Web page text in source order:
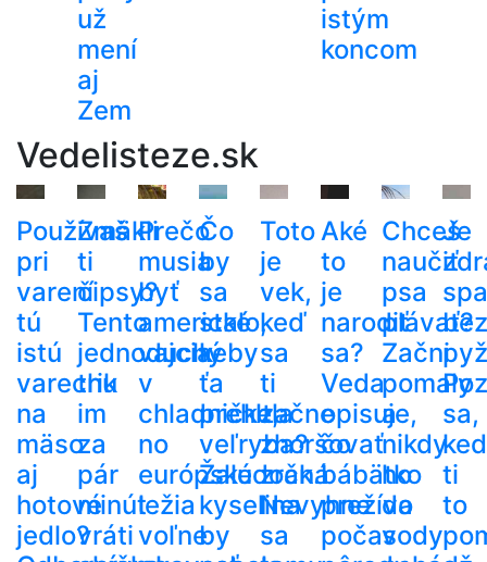
už
mení
aj
Zem
istým
koncom
Vedelisteze.sk
Používaš
pri
varení
tú
istú
varechu
na
mäso
aj
hotové
jedlo?
Zmäkli
ti
čipsy?
Tento
jednoduchý
trik
im
za
pár
minút
vráti
Prečo
musia
byť
americké
vajcia
v
chladničke,
no
európske
ležia
voľne
Čo
by
sa
stalo,
keby
ťa
prehltla
veľryba?
Žalúdočná
kyselina
by
Toto
je
vek,
keď
sa
ti
začne
zhoršovať
zrak.
Nevyhne
sa
Aké
to
je
narodiť
sa?
Veda
opisuje,
čo
bábätko
prežíva
počas
Chceš
naučiť
psa
plávať?
Začni
pomaly
a
nikdy
ho
do
vody
Je
bez
sa,
ti
to